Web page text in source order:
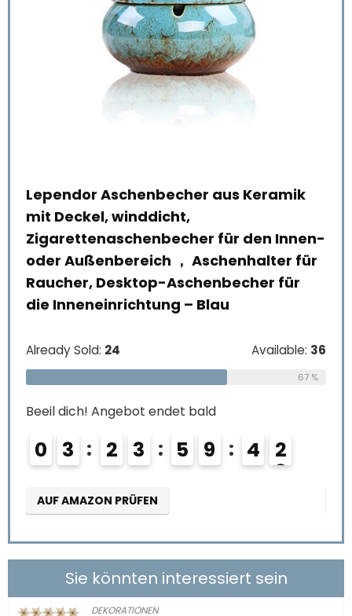
Lependor Aschenbecher aus Keramik
mit Deckel, winddicht,
Zigarettenaschenbecher für den Innen-
oder Außenbereich ， Aschenhalter für
Raucher, Desktop-Aschenbecher für
die Inneneinrichtung – Blau
Already Sold: 24 Available: 36
67 %
Beeil dich! Angebot endet bald
0 3 2 3 5 9 4 1
AUF AMAZON PRÜFEN
Sie könnten interessiert sein
DEKORATIONEN